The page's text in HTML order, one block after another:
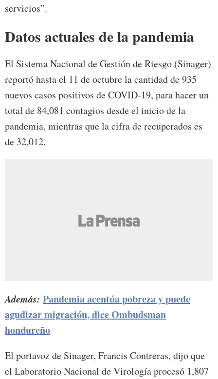
servicios”.
Datos actuales de la pandemia
El Sistema Nacional de Gestión de Riesgo (Sinager)
reportó hasta el 11 de octubre la cantidad de 935
nuevos casos positivos de COVID-19, para hacer un
total de 84,081 contagios desde el inicio de la
pandemia, mientras que la cifra de recuperados es
de 32,012.
Además: Pandemia acentúa pobreza y puede
agudizar migración, dice Ombudsman
hondureño
El portavoz de Sinager, Francis Contreras, dijo que
el Laboratorio Nacional de Virología procesó 1,807